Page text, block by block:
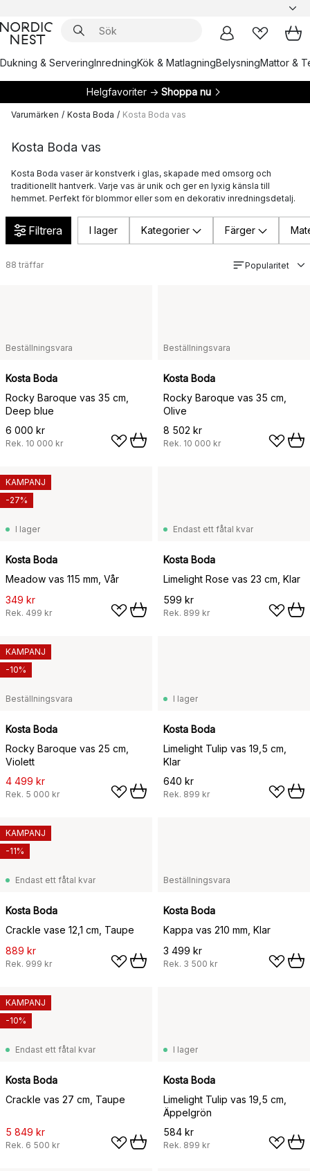
Dukning & ServeringInredningKök & MatlagningBelysningMattor &
Helgfavoriter → Shoppa nu
Varumärken / Kosta Boda / Kosta Boda vas
Kosta Boda vas
Kosta Boda vaser är konstverk i glas, skapade med omsorg och
traditionellt hantverk. Varje vas är unik och ger en lyxig känsla till
hemmet. Perfekt för blommor eller som en dekorativ inredningsdetalj.
Filtrera I lager Kategorier Färger
88 träffar Popularitet
Beställningsvara
Kosta Boda
Rocky Baroque vas 35 cm,
Deep blue
6 000 kr
Rek. 10 000 kr
Beställningsvara
Kosta Boda
Rocky Baroque vas 35 cm,
Olive
8 502 kr
Rek. 10 000 kr
I lager
Kosta Boda
Meadow vas 115 mm, Vår
349 kr
Rek. 499 kr
KAMPANJ
-27%
Endast ett fåtal kvar
Kosta Boda
Limelight Rose vas 23 cm, Klar
599 kr
Rek. 899 kr
Beställningsvara
Kosta Boda
Rocky Baroque vas 25 cm,
Violett
4 499 kr
Rek. 5 000 kr
KAMPANJ
-10%
I lager
Kosta Boda
Limelight Tulip vas 19,5 cm,
Klar
640 kr
Rek. 899 kr
Endast ett fåtal kvar
Kosta Boda
Crackle vase 12,1 cm, Taupe
889 kr
Rek. 999 kr
KAMPANJ
-11%
Beställningsvara
Kosta Boda
Kappa vas 210 mm, Klar
3 499 kr
Rek. 3 500 kr
Endast ett fåtal kvar
Kosta Boda
Crackle vas 27 cm, Taupe
5 849 kr
Rek. 6 500 kr
KAMPANJ
-10%
I lager
Kosta Boda
Limelight Tulip vas 19,5 cm,
Äppelgrön
584 kr
Rek. 899 kr